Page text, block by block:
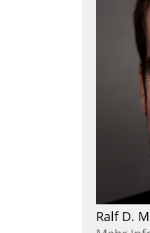
Ralf D.